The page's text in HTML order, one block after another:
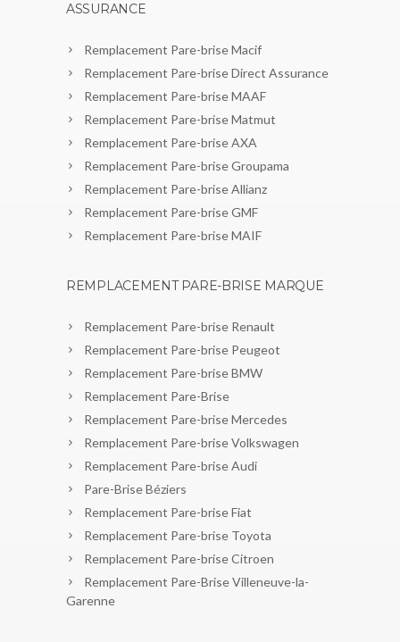
ASSURANCE
Remplacement Pare-brise Macif
Remplacement Pare-brise Direct Assurance
Remplacement Pare-brise MAAF
Remplacement Pare-brise Matmut
Remplacement Pare-brise AXA
Remplacement Pare-brise Groupama
Remplacement Pare-brise Allianz
Remplacement Pare-brise GMF
Remplacement Pare-brise MAIF
REMPLACEMENT PARE-BRISE MARQUE
Remplacement Pare-brise Renault
Remplacement Pare-brise Peugeot
Remplacement Pare-brise BMW
Remplacement Pare-Brise
Remplacement Pare-brise Mercedes
Remplacement Pare-brise Volkswagen
Remplacement Pare-brise Audi
Pare-Brise Béziers
Remplacement Pare-brise Fiat
Remplacement Pare-brise Toyota
Remplacement Pare-brise Citroen
Remplacement Pare-Brise Villeneuve-la-
Garenne